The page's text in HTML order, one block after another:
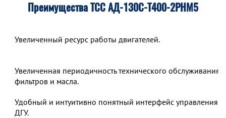
Преимущества ТСС АД-130С-Т400-2РНМ5
Увеличенный ресурс работы двигателей.
Увеличенная периодичность технического обслуживания,
фильтров и масла.
Удобный и интуитивно понятный интерфейс управления
ДГУ.